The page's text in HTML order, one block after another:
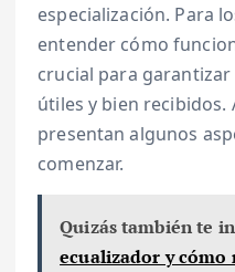
especialización. Para
entender cómo
crucial para
útiles y bien recibidos.
presentan algunos
comenzar.
Quizás también te
ecualizador y